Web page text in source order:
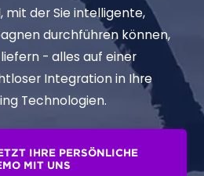
mit der Sie intelligente,
durchführen können,
- alles auf einer
Integration in Ihre
Technologien.
IHRE PERSÖNLICHE
MIT UNS